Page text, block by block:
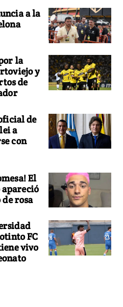
a la
la
y
de
de
a
con
El
rosa
FC
vivo